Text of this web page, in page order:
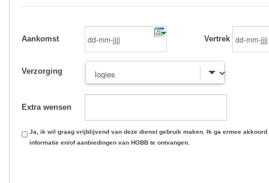
Aankomst Vertrek
Verzorging
Extra wensen
Ja, ik wil graag vrijblijvend van deze dienst gebruik maken. Ik ga ermee akkoord
informatie en/of aanbiedingen van HOBB te ontvangen.